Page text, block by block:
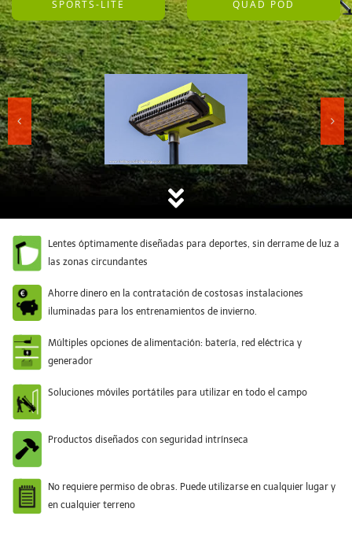
SPORTS-LITE QUAD POD
Lentes óptimamente diseñadas para deportes, sin derrame de luz a
las zonas circundantes
Ahorre dinero en la contratación de costosas instalaciones
iluminadas para los entrenamientos de invierno.
Múltiples opciones de alimentación: batería, red eléctrica y
generador
Soluciones móviles portátiles para utilizar en todo el campo
Productos diseñados con seguridad intrínseca
No requiere permiso de obras. Puede utilizarse en cualquier lugar y
en cualquier terreno